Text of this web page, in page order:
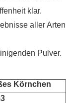
klar.
aller Arten
Pulver.
Körnchen